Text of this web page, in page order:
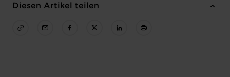
Diesen Artikel teilen